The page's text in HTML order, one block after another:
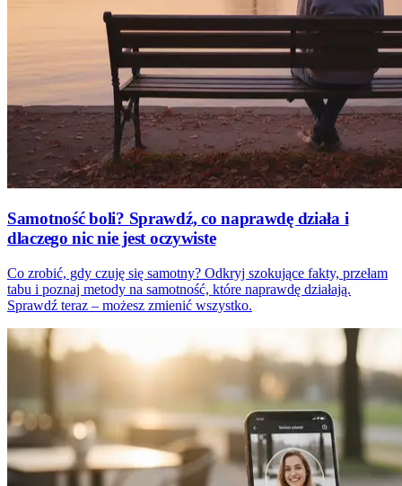
Samotność boli? Sprawdź, co naprawdę działa i
dlaczego nic nie jest oczywiste
Co zrobić, gdy czuję się samotny? Odkryj szokujące fakty, przełam
tabu i poznaj metody na samotność, które naprawdę działają.
Sprawdź teraz – możesz zmienić wszystko.